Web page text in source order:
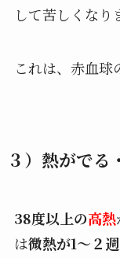
して苦しくなり
これは、赤血球
３）熱がでる
38度以上の高熱
は微熱が1～２